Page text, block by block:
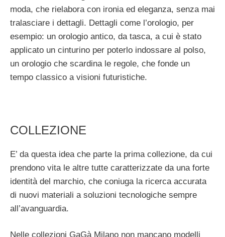
moda, che rielabora con ironia ed eleganza, senza mai
tralasciare i dettagli. Dettagli come l’orologio, per
esempio: un orologio antico, da tasca, a cui è stato
applicato un cinturino per poterlo indossare al polso,
un orologio che scardina le regole, che fonde un
tempo classico a visioni futuristiche.
COLLEZIONE
E’ da questa idea che parte la prima collezione, da cui
prendono vita le altre tutte caratterizzate da una forte
identità del marchio, che coniuga la ricerca accurata
di nuovi materiali a soluzioni tecnologiche sempre
all’avanguardia.
Nelle collezioni GaGà Milano non mancano modelli